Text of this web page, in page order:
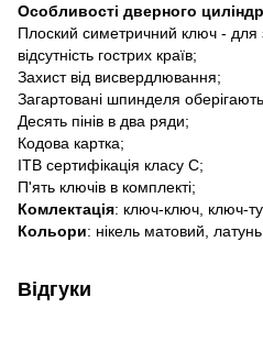
Особливості дверного
Плоский симетричний ключ - для
відсутність гострих країв;
Захист від висвердлювання;
Загартовані шпинделя
Десять пінів в два ряди;
Кодова картка;
ITB сертифікація класу C;
П'ять ключів в комплекті;
Комлектація: ключ-ключ, ключ-
Кольори: нікель матовий,
Відгуки